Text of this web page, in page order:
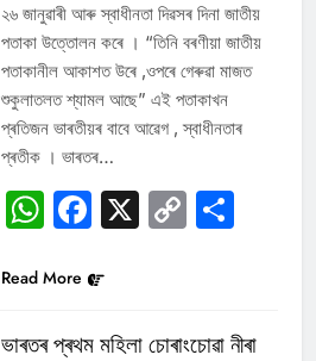
২৬ জানুৱাৰী আৰু স্বাধীনতা দিৱসৰ দিনা জাতীয়
পতাকা উত্তোলন কৰে । “তিনি বৰণীয়া জাতীয়
পতাকানীল আকাশত উৰে ,ওপৰে গেৰুৱা মাজত
শুকুলাতলত শ্যামল আছে” এই পতাকাখন
প্ৰতিজন ভাৰতীয়ৰ বাবে আৱেগ , স্বাধীনতাৰ
প্ৰতীক । ভাৰতৰ…
WhatsApp
Facebook
X Copy
Read More
ভাৰতৰ প্ৰথম মহিলা চোৰাংচোৱা নীৰা